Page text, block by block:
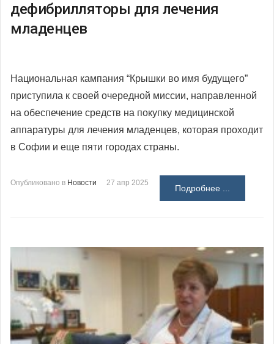
дефибрилляторы для лечения
младенцев
Национальная кампания “Крышки во имя будущего”
приступила к своей очередной миссии, направленной
на обеспечение средств на покупку медицинской
аппаратуры для лечения младенцев, которая проходит
в Софии и еще пяти городах страны.
Опубликовано в Новости 27 апр 2025
Подробнее ...